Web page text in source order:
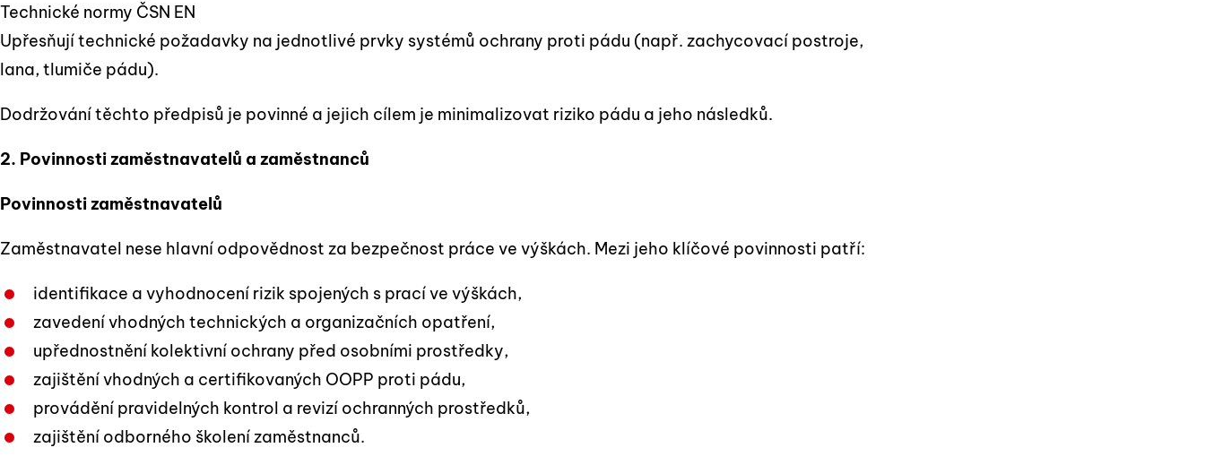
Technické normy ČSN EN
Upřesňují technické požadavky na jednotlivé prvky systémů ochrany proti pádu (např. zachycovací postroje,
lana, tlumiče pádu).
Dodržování těchto předpisů je povinné a jejich cílem je minimalizovat riziko pádu a jeho následků.
2. Povinnosti zaměstnavatelů a zaměstnanců
Povinnosti zaměstnavatelů
Zaměstnavatel nese hlavní odpovědnost za bezpečnost práce ve výškách. Mezi jeho klíčové povinnosti patří:
identifikace a vyhodnocení rizik spojených s prací ve výškách,
zavedení vhodných technických a organizačních opatření,
upřednostnění kolektivní ochrany před osobními prostředky,
zajištění vhodných a certifikovaných OOPP proti pádu,
provádění pravidelných kontrol a revizí ochranných prostředků,
zajištění odborného školení zaměstnanců.